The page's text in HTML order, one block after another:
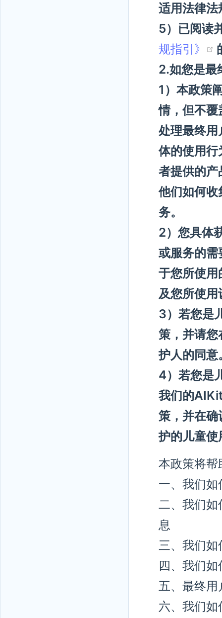
适用法律法
5）已阅读
规指引》
2.如您是最
1）本政策
情，但不
处理最终用
体的使用行
者提供的
他们如何
务。
2）您具体
或服务的
于您所使
及您所使
3）若您是
策，并请
护人的同意
4）若您是
我们的
策，并在确
护的儿童使
本政策将帮
一、我们
二、我们如
息
三、我们如
四、我们
五、最终用
六、我们